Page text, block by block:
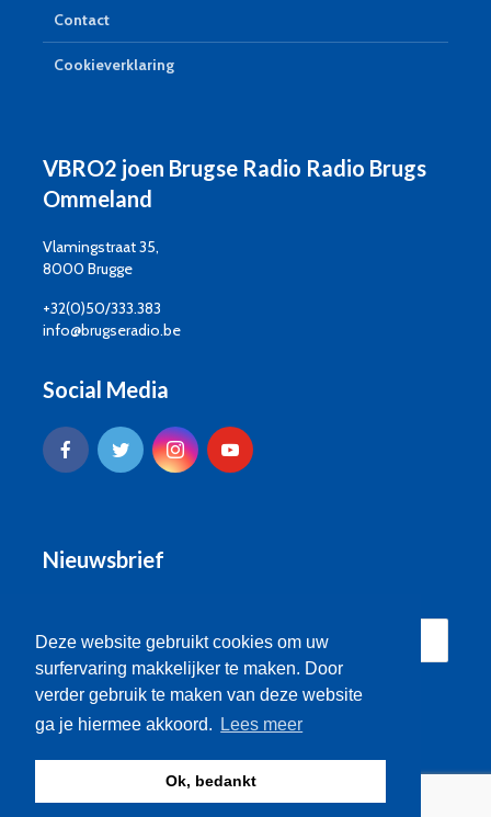
Deze website gebruikt cookies om uw
surfervaring makkelijker te maken. Door
verder gebruik te maken van deze website
ga je hiermee akkoord.
Lees meer
Ok, bedankt
Contact
Cookieverklaring
VBRO2 joen Brugse Radio Radio Brugs
Ommeland
Vlamingstraat 35,
8000 Brugge
+32(0)50/333.383
info@brugseradio.be
Social Media
Nieuwsbrief
© Brugse Radio 2026